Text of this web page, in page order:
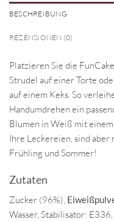
BESCHREIBUNG
REZENSIONEN (0)
Platzieren Sie die
Strudel auf einer Torte
auf einem Keks. So
Handumdrehen ein
Blumen in Weiß mit
Ihre Leckereien, sind
Frühling und Sommer!
Zutaten
Zucker (96%),
Wasser, Stabilisator: